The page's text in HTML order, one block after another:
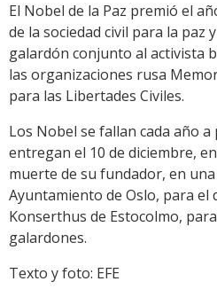
El Nobel de la Paz premió el
de la sociedad civil para la paz
galardón conjunto al activista
las organizaciones rusa
para las Libertades Civiles.
Los Nobel se fallan cada año
entregan el 10 de diciembre,
muerte de su fundador, en
Ayuntamiento de Oslo, para el
Konserthus de Estocolmo,
galardones.
Texto y foto: EFE